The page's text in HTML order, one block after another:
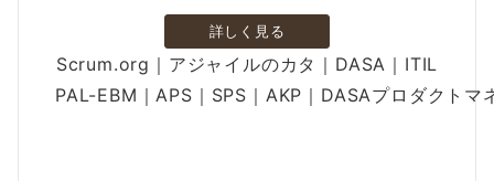
詳しく見る
Scrum.org｜アジャイルのカタ｜DASA｜ITIL
PAL-EBM｜APS｜SPS｜AKP｜DASAプロダクトマ